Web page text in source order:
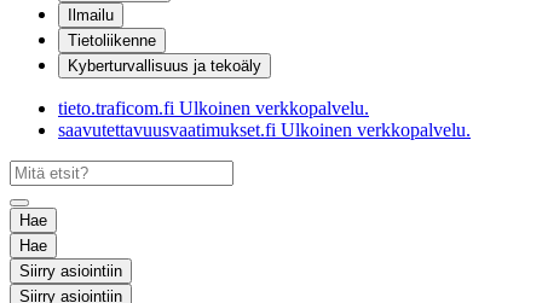
Ilmailu
Tietoliikenne
Kyberturvallisuus ja tekoäly
tieto.traficom.fi Ulkoinen verkkopalvelu.
saavutettavuusvaatimukset.fi Ulkoinen verkkopalvelu.
Hae
Hae
Siirry asiointiin
Siirry asiointiin